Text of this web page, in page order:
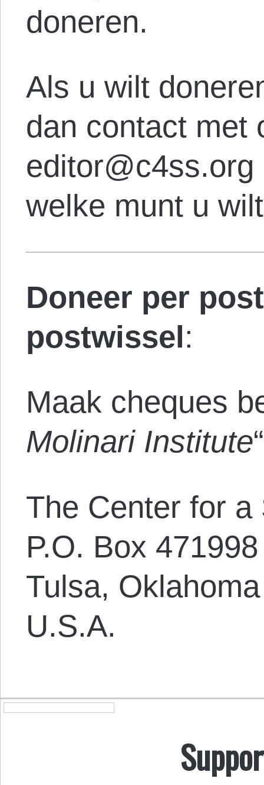
doneren.
Als u wilt
dan contact met
welke munt u
Doneer per
postwissel:
Maak cheques
Molinari Institute
The Center for
P.O. Box 471998
Tulsa,
U.S.A.